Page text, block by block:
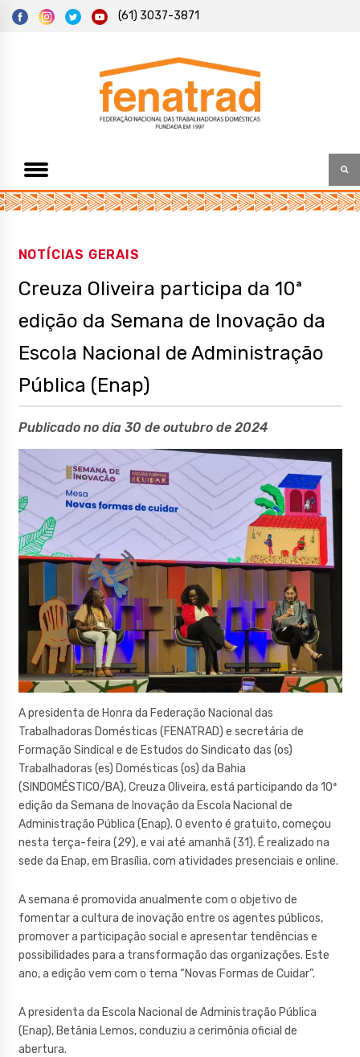
(61) 3037-3871
Fenatrad
Federação Nacional das Trabalhadoras Domésticas
NOTÍCIAS GERAIS
Creuza Oliveira participa da 10ª
edição da Semana de Inovação da
Escola Nacional de Administração
Pública (Enap)
Publicado no dia 30 de outubro de 2024
A presidenta de Honra da Federação Nacional das
Trabalhadoras Domésticas (FENATRAD) e secretária de
Formação Sindical e de Estudos do Sindicato das (os)
Trabalhadoras (es) Domésticas (os) da Bahia
(SINDOMÉSTICO/BA), Creuza Oliveira, está participando da 10ª
edição da Semana de Inovação da Escola Nacional de
Administração Pública (Enap). O evento é gratuito, começou
nesta terça-feira (29), e vai até amanhã (31). É realizado na
sede da Enap, em Brasília, com atividades presenciais e online.
A semana é promovida anualmente com o objetivo de
fomentar a cultura de inovação entre os agentes públicos,
promover a participação social e apresentar tendências e
possibilidades para a transformação das organizações. Este
ano, a edição vem com o tema “Novas Formas de Cuidar”.
A presidenta da Escola Nacional de Administração Pública
(Enap), Betânia Lemos, conduziu a cerimônia oficial de
abertura.